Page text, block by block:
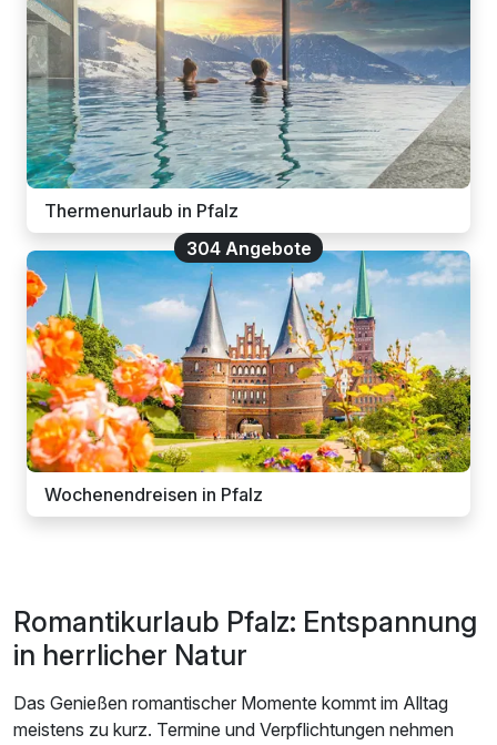
Thermenurlaub in Pfalz
304 Angebote
Wochenendreisen in Pfalz
Romantikurlaub Pfalz: Entspannung
in herrlicher Natur
Das Genießen romantischer Momente kommt im Alltag
meistens zu kurz. Termine und Verpflichtungen nehmen